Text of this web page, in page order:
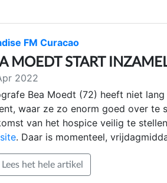
FM Curacao
MOEDT START
2022
Bea Moedt (72) heeft niet
waar ze zo enorm goed over te
van het hospice veilig te
. Daar is momenteel,
Lees het hele artikel